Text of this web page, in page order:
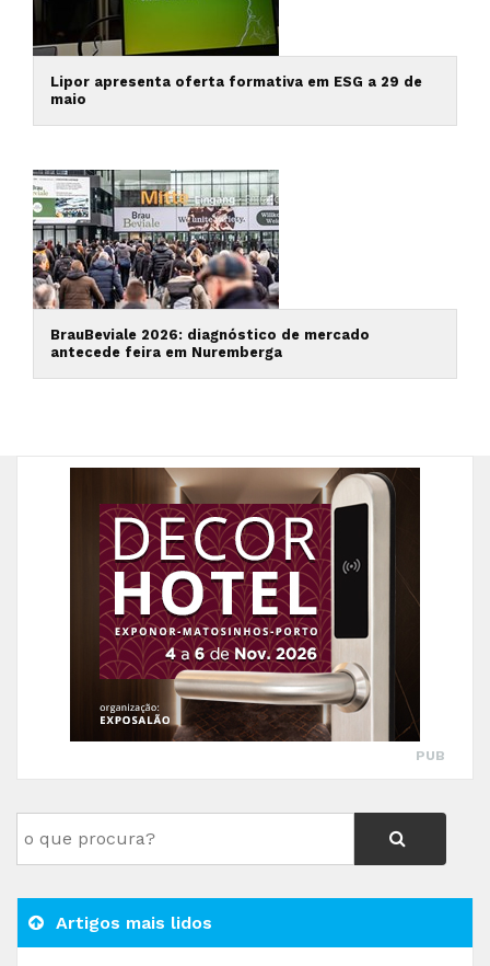
Lipor apresenta oferta formativa em ESG a 29 de
maio
BrauBeviale 2026: diagnóstico de mercado
antecede feira em Nuremberga
PUB
Artigos mais lidos